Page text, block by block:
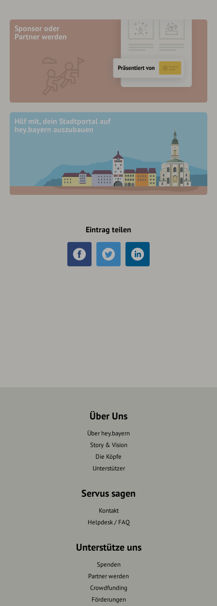
Sponsor oder
Partner werden
Hilf mit, dein Stadtportal auf
hey.bayern auszubauen
Eintrag teilen
Über Uns
Über hey.bayern
Story & Vision
Die Köpfe
Unterstützer
Servus sagen
Kontakt
Helpdesk / FAQ
Unterstütze uns
Spenden
Partner werden
Crowdfunding
Förderungen